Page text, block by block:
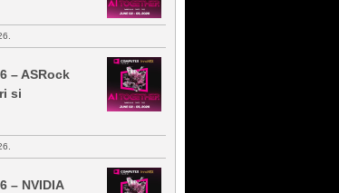
– ASRock
si
– NVIDIA